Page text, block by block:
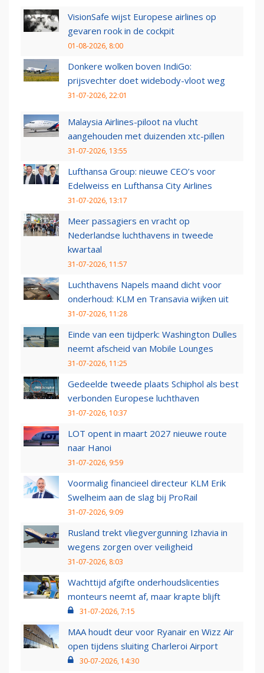
VisionSafe wijst Europese airlines op
gevaren rook in de cockpit
01-08-2026, 8:00
Donkere wolken boven IndiGo:
prijsvechter doet widebody-vloot weg
31-07-2026, 22:01
Malaysia Airlines-piloot na vlucht
aangehouden met duizenden xtc-pillen
31-07-2026, 13:55
Lufthansa Group: nieuwe CEO’s voor
Edelweiss en Lufthansa City Airlines
31-07-2026, 13:17
Meer passagiers en vracht op
Nederlandse luchthavens in tweede
kwartaal
31-07-2026, 11:57
Luchthavens Napels maand dicht voor
onderhoud: KLM en Transavia wijken uit
31-07-2026, 11:28
Einde van een tijdperk: Washington Dulles
neemt afscheid van Mobile Lounges
31-07-2026, 11:25
Gedeelde tweede plaats Schiphol als best
verbonden Europese luchthaven
31-07-2026, 10:37
LOT opent in maart 2027 nieuwe route
naar Hanoi
31-07-2026, 9:59
Voormalig financieel directeur KLM Erik
Swelheim aan de slag bij ProRail
31-07-2026, 9:09
Rusland trekt vliegvergunning Izhavia in
wegens zorgen over veiligheid
31-07-2026, 8:03
Wachttijd afgifte onderhoudslicenties
monteurs neemt af, maar krapte blijft
31-07-2026, 7:15
MAA houdt deur voor Ryanair en Wizz Air
open tijdens sluiting Charleroi Airport
30-07-2026, 14:30